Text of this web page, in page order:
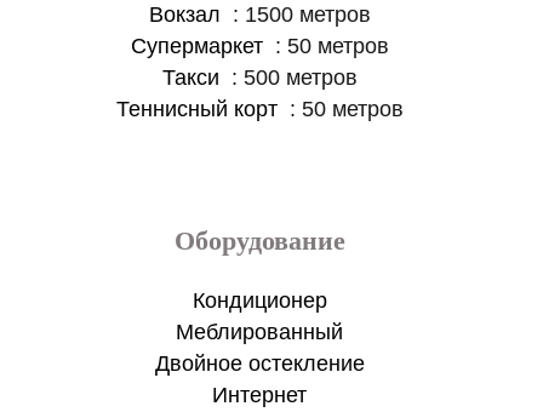
Вокзал
1500 метров
Супермаркет
50 метров
Такси
500 метров
Теннисный корт
50 метров
Оборудование
Кондиционер
Меблированный
Двойное остекление
Интернет